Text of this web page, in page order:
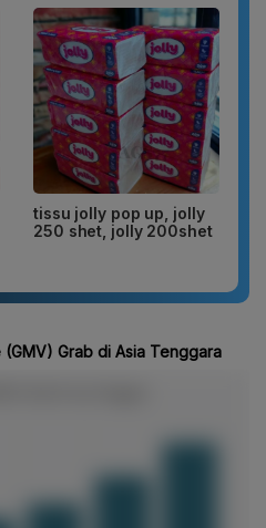
tissu jolly pop up, jolly
250 shet, jolly 200shet